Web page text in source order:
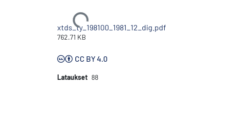
Ladataan...
xtds_ty_198100_1981_12_dig.pdf
762.71 KB
CC BY 4.0
Lataukset 88